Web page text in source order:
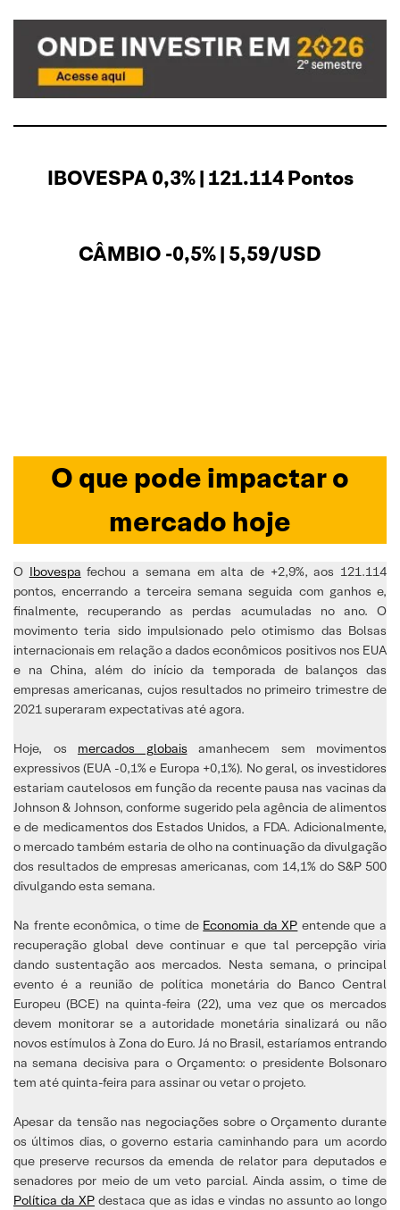
IBOVESPA 0,3% | 121.114 Pontos
CÂMBIO -0,5% | 5,59/USD
O que pode impactar o
mercado hoje
O Ibovespa fechou a semana em alta de +2,9%, aos 121.114
pontos, encerrando a terceira semana seguida com ganhos e,
finalmente, recuperando as perdas acumuladas no ano. O
movimento teria sido impulsionado pelo otimismo das Bolsas
internacionais em relação a dados econômicos positivos nos EUA
e na China, além do início da temporada de balanços das
empresas americanas, cujos resultados no primeiro trimestre de
2021 superaram expectativas até agora.
Hoje, os mercados globais amanhecem sem movimentos
expressivos (EUA -0,1% e Europa +0,1%). No geral, os investidores
estariam cautelosos em função da recente pausa nas vacinas da
Johnson & Johnson, conforme sugerido pela agência de alimentos
e de medicamentos dos Estados Unidos, a FDA. Adicionalmente,
o mercado também estaria de olho na continuação da divulgação
dos resultados de empresas americanas, com 14,1% do S&P 500
divulgando esta semana.
Na frente econômica, o time de Economia da XP entende que a
recuperação global deve continuar e que tal percepção viria
dando sustentação aos mercados. Nesta semana, o principal
evento é a reunião de política monetária do Banco Central
Europeu (BCE) na quinta-feira (22), uma vez que os mercados
devem monitorar se a autoridade monetária sinalizará ou não
novos estímulos à Zona do Euro. Já no Brasil, estaríamos entrando
na semana decisiva para o Orçamento: o presidente Bolsonaro
tem até quinta-feira para assinar ou vetar o projeto.
Apesar da tensão nas negociações sobre o Orçamento durante
os últimos dias, o governo estaria caminhando para um acordo
que preserve recursos da emenda de relator para deputados e
senadores por meio de um veto parcial. Ainda assim, o time de
Política da XP destaca que as idas e vindas no assunto ao longo